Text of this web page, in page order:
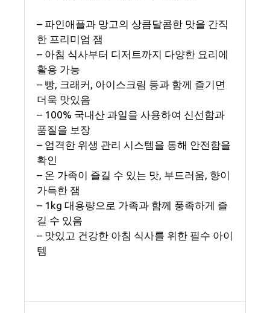
– 파인애플과 망고의 상큼달콤한 맛을 간직
한 프리미엄 잼
– 아침 식사부터 디저트까지 다양한 요리에
활용 가능
– 빵, 크래커, 아이스크림 등과 함께 즐기면
더욱 맛있음
– 100% 국내산 과일을 사용하여 신선함과
품질을 보장
– 엄격한 위생 관리 시스템을 통해 안전함을
확인
– 온 가족이 즐길 수 있는 맛, 부드러움, 향이
가득한 잼
– 1kg 대용량으로 가족과 함께 풍족하게 즐
길 수 있음
– 맛있고 건강한 아침 식사를 위한 필수 아이
템